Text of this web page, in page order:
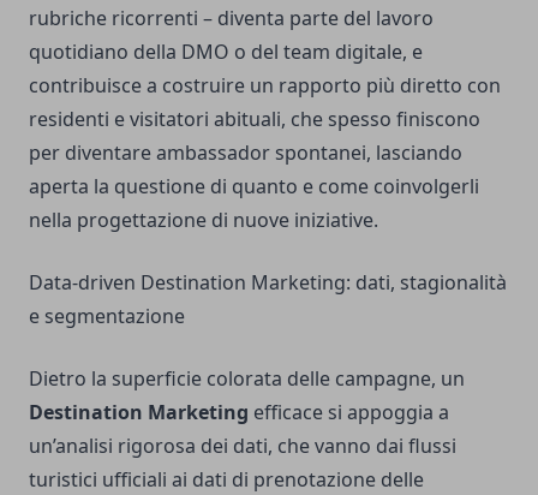
rubriche ricorrenti – diventa parte del lavoro
quotidiano della DMO o del team digitale, e
contribuisce a costruire un rapporto più diretto con
residenti e visitatori abituali, che spesso finiscono
per diventare ambassador spontanei, lasciando
aperta la questione di quanto e come coinvolgerli
nella progettazione di nuove iniziative.
Data-driven Destination Marketing: dati, stagionalità
e segmentazione
Dietro la superficie colorata delle campagne, un
Destination Marketing efficace si appoggia a
un’analisi rigorosa dei dati, che vanno dai flussi
turistici ufficiali ai dati di prenotazione delle